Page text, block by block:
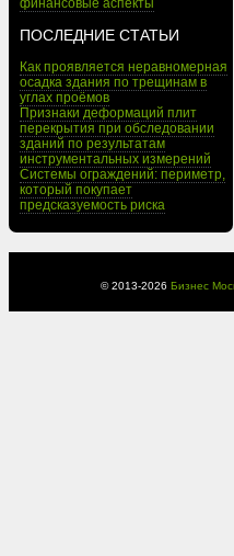
финансовые аспекты
ПОСЛЕДНИЕ СТАТЬИ
Как проявляется неравномерная
осадка здания по трещинам в
углах проёмов
Признаки деформаций плит
перекрытия при обследовании
зданий по результатам
инструментальных измерений
Системы ограждений: периметр,
который покупает
предсказуемость риска
© 2013-2026 Бизнес